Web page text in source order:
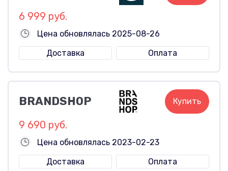
6 999 руб.
Цена обновлялась 2025-08-26
Доставка
Оплата
BRANDSHOP Купить
9 690 руб.
Цена обновлялась 2023-02-23
Доставка
Оплата